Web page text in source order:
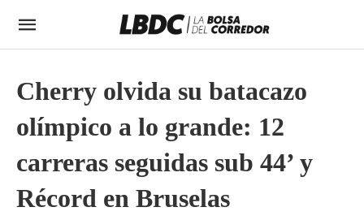
Cherry olvida su batacazo
olímpico a lo grande: 12
carreras seguidas sub 44’ y
Récord en Bruselas